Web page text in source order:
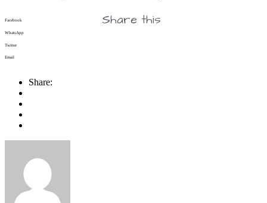
Share this
Facebook
WhatsApp
Twitter
Email
Share: